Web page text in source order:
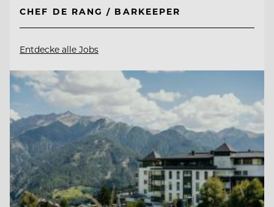
CHEF DE RANG / BARKEEPER
Entdecke alle Jobs